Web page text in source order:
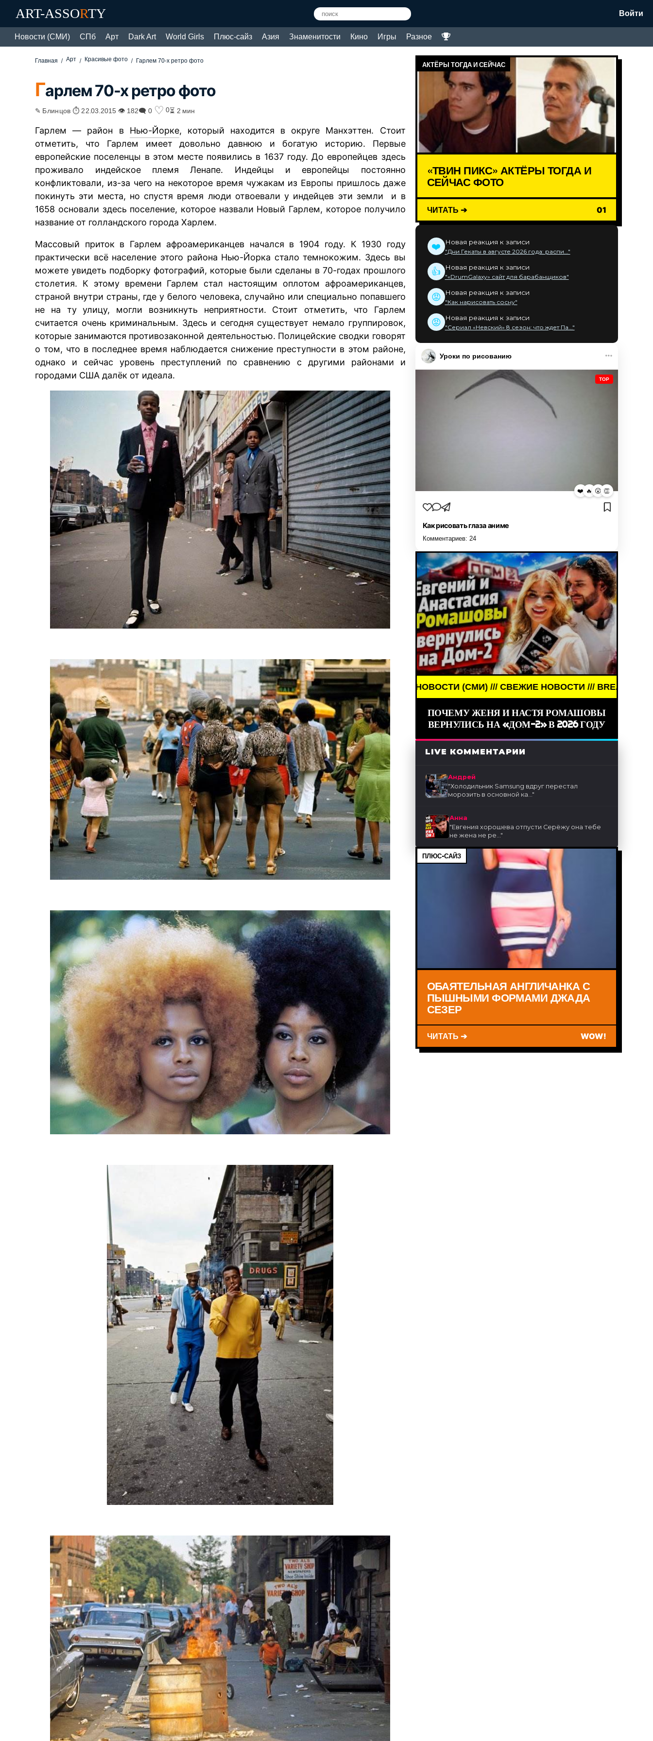
ART-ASSORTY Войти
Новости (СМИ) СПб Арт Dark Art World Girls Плюс-сайз Азия Знаменитости Кино Игры Разное
Главная Арт Красивые фото Гарлем 70-х ретро фото
Гарлем 70-х ретро фото
✎ Блинцов ⏱ 22.03.2015 👁 182🗨 0 ♡ 0⏳ 2 мин
Гарлем — район в Нью-Йорке, который находится в округе Манхэттен. Стоит
отметить, что Гарлем имеет довольно давнюю и богатую историю. Первые
европейские поселенцы в этом месте появились в 1637 году. До европейцев здесь
проживало индейское племя Ленапе. Индейцы и европейцы постоянно
конфликтовали, из-за чего на некоторое время чужакам из Европы пришлось даже
покинуть эти места, но спустя время люди отвоевали у индейцев эти земли и в
1658 основали здесь поселение, которое назвали Новый Гарлем, которое получило
название от голландского города Харлем.
Массовый приток в Гарлем афроамериканцев начался в 1904 году. К 1930 году
практически всё население этого района Нью-Йорка стало темнокожим. Здесь вы
можете увидеть подборку фотографий, которые были сделаны в 70-годах прошлого
столетия. К этому времени Гарлем стал настоящим оплотом афроамериканцев,
страной внутри страны, где у белого человека, случайно или специально попавшего
не на ту улицу, могли возникнуть неприятности. Стоит отметить, что Гарлем
считается очень криминальным. Здесь и сегодня существует немало группировок,
которые занимаются противозаконной деятельностью. Полицейские сводки говорят
о том, что в последнее время наблюдается снижение преступности в этом районе,
однако и сейчас уровень преступлений по сравнению с другими районами и
городами США далёк от идеала.
АКТЁРЫ ТОГДА И СЕЙЧАС
«ТВИН ПИКС» АКТЁРЫ ТОГДА И
СЕЙЧАС ФОТО
ЧИТАТЬ ➔ 01
❤️ Новая реакция к записи
"Дни Гекаты в августе 2026 года: распи..."
👍 Новая реакция к записи
"«DrumGalaxy» сайт для барабанщиков"
😡 Новая реакция к записи
"Как нарисовать сосну"
😡 Новая реакция к записи
"Сериал «Невский» 8 сезон: что ждет Па..."
Уроки по рисованию
TOP
❤️ 🔥 😮 👏
Как рисовать глаза аниме
Комментариев: 24
BREAKING NEWS /// НОВОСТИ (СМИ) /// СВЕЖИЕ НОВОСТИ /// BREAKING NEWS /// НОВОСТИ
ПОЧЕМУ ЖЕНЯ И НАСТЯ РОМАШОВЫ
ВЕРНУЛИСЬ НА «ДОМ-2» В 2026 ГОДУ
LIVE КОММЕНТАРИИ
Андрей
"Холодильник Samsung вдруг перестал
морозить в основной ка..."
Анна
"Евгения хорошева отпусти Серёжу она тебе
не жена не ре..."
ПЛЮС-САЙЗ
ОБАЯТЕЛЬНАЯ АНГЛИЧАНКА С
ПЫШНЫМИ ФОРМАМИ ДЖАДА
СЕЗЕР
ЧИТАТЬ ➔ WOW!